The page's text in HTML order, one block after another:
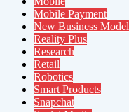
Mobile Payment
New Business Model
Reality Plus
Research
Retail
Robotics
Smart Products
Snapchat